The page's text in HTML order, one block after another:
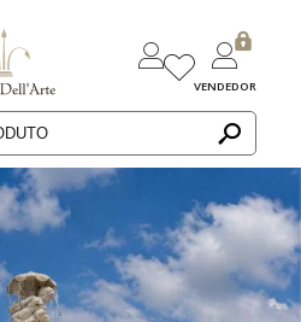
VENDEDOR